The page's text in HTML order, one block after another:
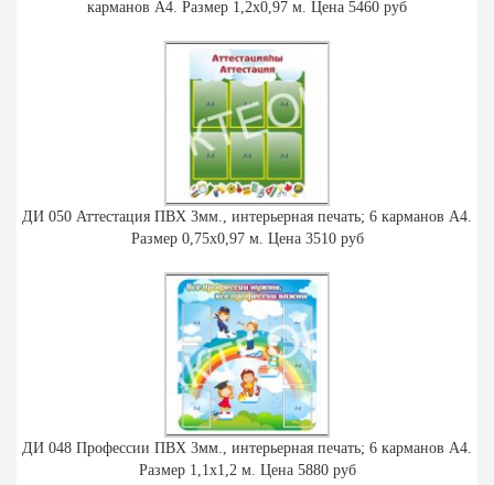
карманов А4. Размер 1,2х0,97 м. Цена 5460 руб
ДИ 050 Аттестация ПВХ 3мм., интерьерная печать; 6 карманов А4.
Размер 0,75х0,97 м. Цена 3510 руб
ДИ 048 Профессии ПВХ 3мм., интерьерная печать; 6 карманов А4.
Размер 1,1х1,2 м. Цена 5880 руб